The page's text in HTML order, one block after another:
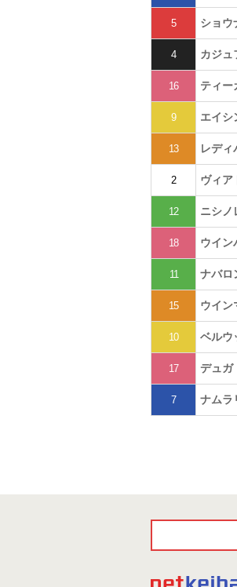
5 ショウ
4 カジュ
16 ティー
9 エイシ
13 レディ
2 ヴィア
12 ニシノ
18 ウイン
11 ナバロ
15 ウイン
10 ベルウ
17 デュガ
7 ナムラ